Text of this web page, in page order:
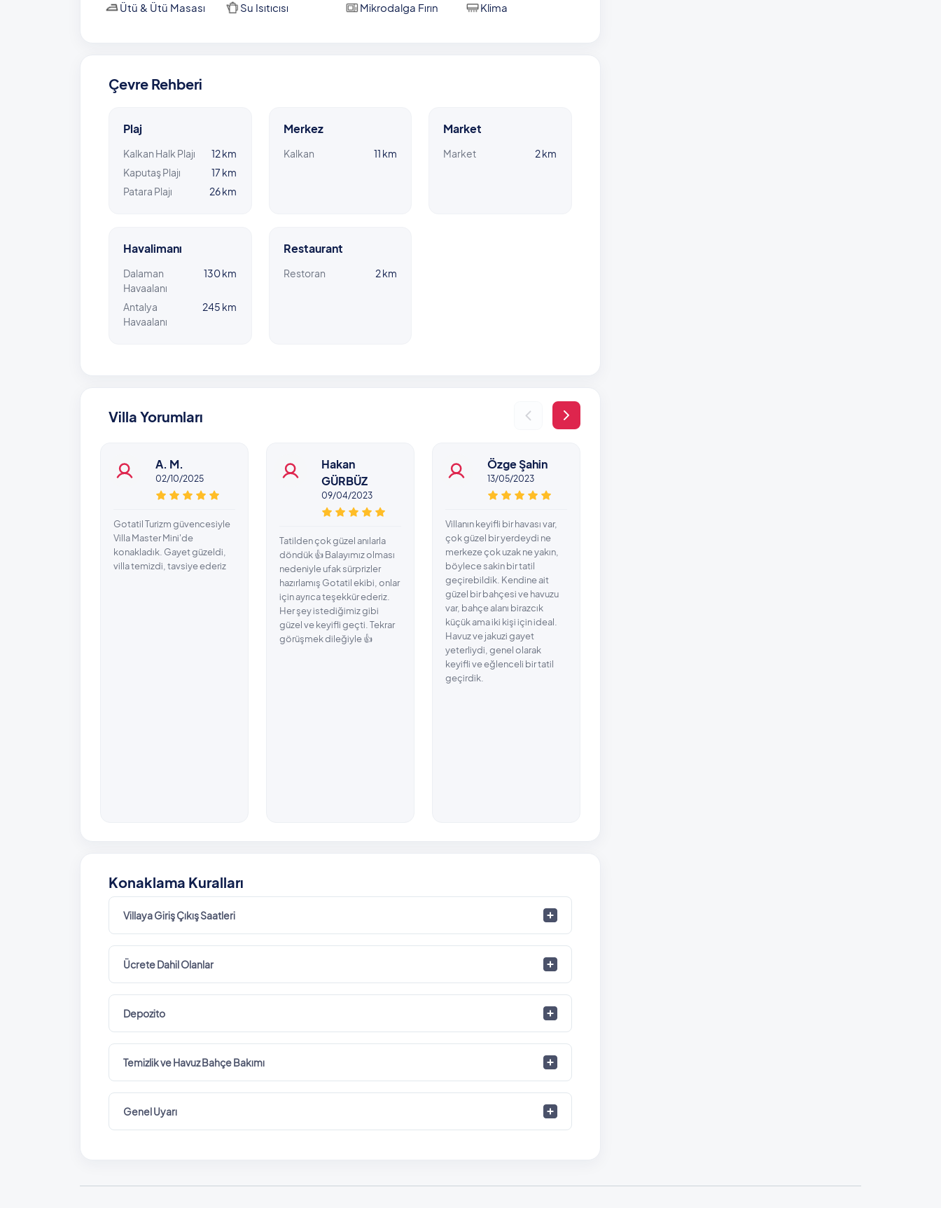
Ütü & Ütü Masası Su Isıtıcısı Mikrodalga Fırın Klima
Çevre Rehberi
Plaj
Kalkan Halk Plajı
12 km
Kaputaş Plajı
17 km
Patara Plajı
26 km
Merkez
Kalkan 11 km
Market
Market 2 km
Havalimanı
Dalaman
Havaalanı
130 km
Antalya
Havaalanı
245 km
Restaurant
Restoran 2 km
Villa Yorumları
A. M.
02/10/2025
Gotatil Turizm güvencesiyle
Villa Master Mini'de
konakladık. Gayet güzeldi,
villa temizdi, tavsiye ederiz
Hakan
GÜRBÜZ
09/04/2023
Tatilden çok güzel anılarla
döndük 👍 Balayımız olması
nedeniyle ufak sürprizler
hazırlamış Gotatil ekibi, onlar
için ayrıca teşekkür ederiz.
Her şey istediğimiz gibi
güzel ve keyifli geçti. Tekrar
görüşmek dileğiyle 👍
Özge Şahin
13/05/2023
Villanın keyifli bir havası var,
çok güzel bir yerdeydi ne
merkeze çok uzak ne yakın,
böylece sakin bir tatil
geçirebildik. Kendine ait
güzel bir bahçesi ve havuzu
var, bahçe alanı birazcık
küçük ama iki kişi için ideal.
Havuz ve jakuzi gayet
yeterliydi, genel olarak
keyifli ve eğlenceli bir tatil
geçirdik.
Konaklama Kuralları
Villaya Giriş Çıkış Saatleri
Ücrete Dahil Olanlar
Depozito
Temizlik ve Havuz Bahçe Bakımı
Genel Uyarı